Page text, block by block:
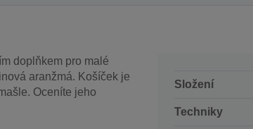
doplňkem pro malé
aranžmá. Košíček je
Oceníte jeho
Složení
Techniky